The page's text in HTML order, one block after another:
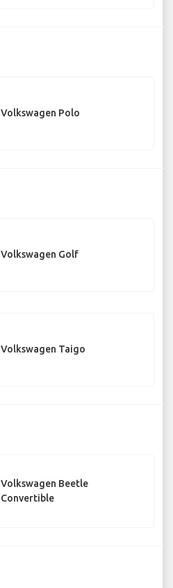
Volkswagen Polo
Volkswagen Golf
Volkswagen Taigo
Volkswagen Beetle
Convertible